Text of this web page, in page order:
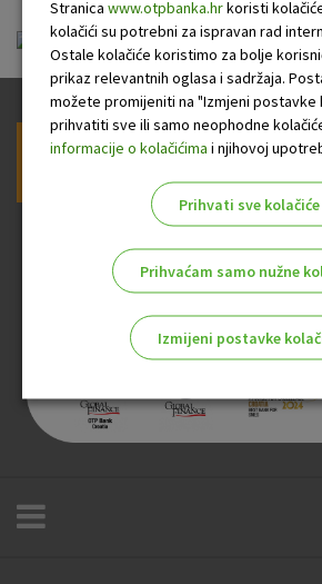
O nama Dnevno financijsko
Prijava na newsletter OTP banke
Stranica www.otpbanka.hrkoristi
kolačići su potrebni za ispravan rad
Ostale kolačiće koristimo za bolje
prikaz relevantnih oglasa i sadržaja.
možete promijeniti na "Izmjeni postavke
prihvatiti sve ili samo neophodne
informacije o kolačićima i njihovoj
Prihvati sve kolačiće
Prihvaćam samo nužne
Izmijeni postavke